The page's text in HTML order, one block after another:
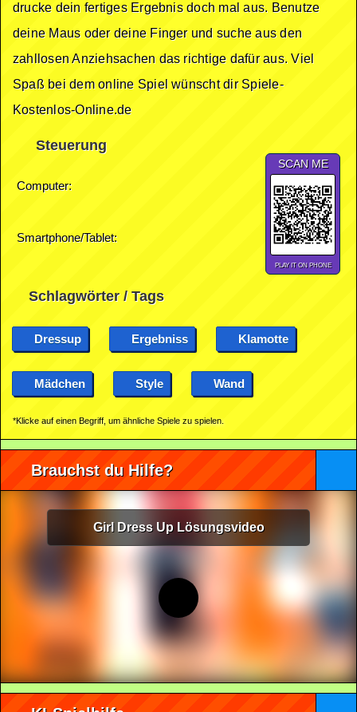
drucke dein fertiges Ergebnis doch mal aus. Benutze
deine Maus oder deine Finger und suche aus den
zahllosen Anziehsachen das richtige dafür aus. Viel
Spaß bei dem online Spiel wünscht dir Spiele-
Kostenlos-Online.de
Steuerung
Computer:
Smartphone/Tablet:
SCAN ME
PLAY IT ON PHONE
Schlagwörter / Tags
Dressup Ergebniss Klamotte
Mädchen Style Wand
*Klicke auf einen Begriff, um ähnliche Spiele zu spielen.
Brauchst du Hilfe?
Girl Dress Up Lösungsvideo